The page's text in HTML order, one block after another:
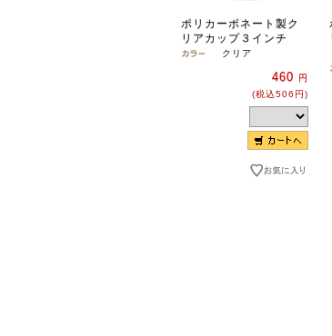
ポリカーボネート製ク
リアカップ３インチ
クリア
460
円
(税込506円)